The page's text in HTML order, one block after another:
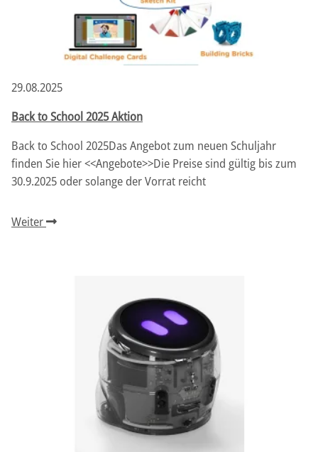
29.08.2025
Back to School 2025 Aktion
Back to School 2025Das Angebot zum neuen Schuljahr
finden Sie hier <<Angebote>>Die Preise sind gültig bis zum
30.9.2025 oder solange der Vorrat reicht
Weiter